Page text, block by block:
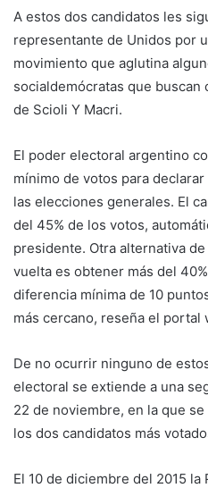
A estos dos candidatos les
representante de Unidos por
movimiento que aglutina
socialdemócratas que
de Scioli Y Macri.
El poder electoral argentino
mínimo de votos para
las elecciones generales. El
del 45% de los votos,
presidente. Otra alternativa
vuelta es obtener más del
diferencia mínima de 10
más cercano, reseña el portal
De no ocurrir ninguno de
electoral se extiende a una
22 de noviembre, en la que
los dos candidatos más
El 10 de diciembre del 2015 la